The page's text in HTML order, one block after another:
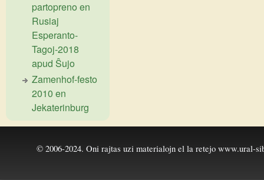
partopreno en
Rusiaj
Esperanto-
Tagoj-2018
apud Ŝujo
Zamenhof-festo
2010 en
Jekaterinburg
© 2006-2024. Oni rajtas uzi materialojn el la retejo www.ural-